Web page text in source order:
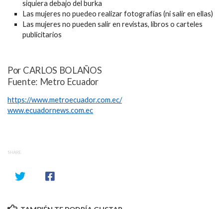
siquiera debajo del burka
Las mujeres no puedeo realizar fotografías (ni salir en ellas)
Las mujeres no pueden salir en revistas, libros o carteles
publicitarios
Por CARLOS BOLAÑOS
Fuente: Metro Ecuador
https://www.metroecuador.com.ec/
www.ecuadornews.com.ec
SHARE